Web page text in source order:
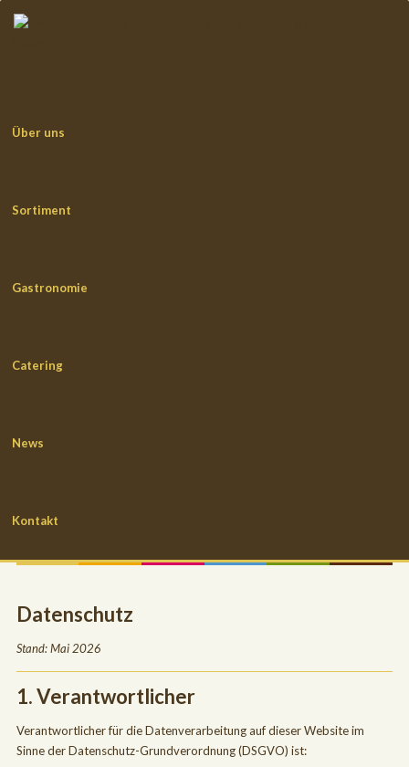
Über uns
Sortiment
Gastronomie
Catering
News
Kontakt
Datenschutz
Stand: Mai 2026
1. Verantwortlicher
Verantwortlicher für die Datenverarbeitung auf dieser Website im
Sinne der Datenschutz-Grundverordnung (DSGVO) ist: